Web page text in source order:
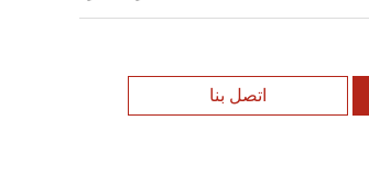
اتصل بنا